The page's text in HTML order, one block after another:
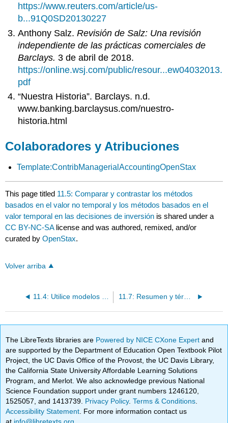
https://www.reuters.com/article/us-
b...91Q0SD20130227
Anthony Salz.Revisión de Salz: Una revisión
independiente de las prácticas comerciales de
Barclays.3 de abril de 2018.
https://online.wsj.com/public/resour...ew04032013.
pdf
“Nuestra Historia”. Barclays. n.d.
www.banking.barclaysus.com/nuestro-
historia.html
Colaboradores y Atribuciones
Template:ContribManagerialAccountingOpenStax
This page titled 11.5: Comparar y contrastar los métodos
basados en el valor no temporal y los métodos basados en el
valor temporal en las decisiones de inversión is shared under a
CC BY-NC-SA license and was authored, remixed, and/or
curated byOpenStax.
Volver arriba
11.4: Utilice modelos de flujo de efectivo con descuento para tomar decisiones de inversión de capital 11.7: Resumen y términos clave
The LibreTexts libraries are Powered by NICE CXone Expertand
are supported by the Department of Education Open Textbook Pilot
Project, the UC Davis Office of the Provost, the UC Davis Library,
the California State University Affordable Learning Solutions
Program, and Merlot. We also acknowledge previous National
Science Foundation support under grant numbers 1246120,
1525057, and 1413739. Privacy Policy.Terms & Conditions
Accessibility Statement . For more information contact us
at info@libretexts.org